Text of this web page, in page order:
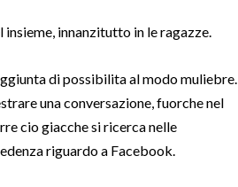
innanzitutto in le ragazze.
di possibilita al modo muliebre.
una conversazione, fuorche nel
cio giacche si ricerca nelle
riguardo a Facebook.